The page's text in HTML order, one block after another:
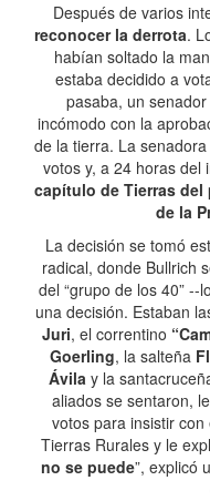
Después de varios
reconocer la derrota.
habían soltado la
estaba decidido a
pasaba, un
incómodo con la
de la tierra. La
votos y, a 24 horas del
capítulo de Tierras
de la
La decisión se tomó
radical, donde Bullrich
del “grupo de los 40”
una decisión. Estaban
Juri, el correntino
Goerling, la salteña
Ávilay la
aliados se sentaron,
votos para insistir
Tierras Rurales y le
no se puede”, explicó